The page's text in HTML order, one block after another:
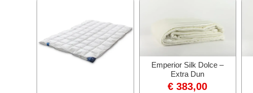
Emperior Silk Dolce –
Extra Dun
€ 383,00